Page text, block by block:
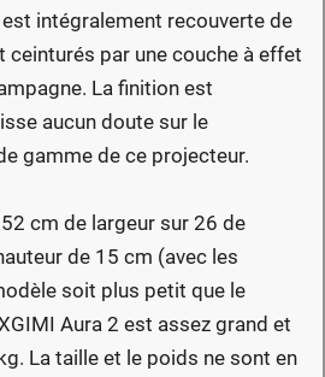
intégralement recouverte de
par une couche à effet
La finition est
aucun doute sur le
gamme de ce projecteur.
cm de largeur sur 26 de
de 15 cm (avec les
soit plus petit que le
Aura 2 est assez grand et
La taille et le poids ne sont en